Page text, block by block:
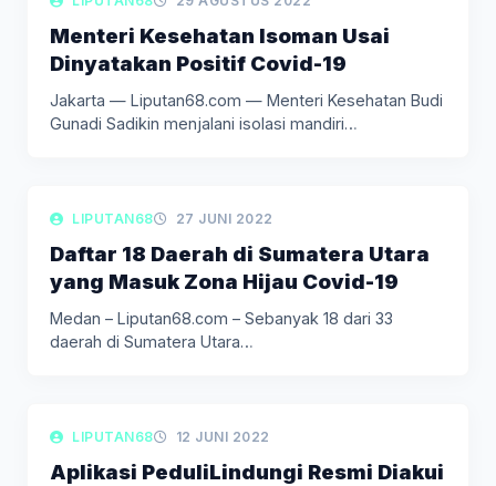
Menteri Kesehatan Isoman Usai
Dinyatakan Positif Covid-19
Jakarta — Liputan68.com — Menteri Kesehatan Budi
Gunadi Sadikin menjalani isolasi mandiri…
LIPUTAN BERITA
LIPUTAN68 27 JUNI 2022
Daftar 18 Daerah di Sumatera Utara
yang Masuk Zona Hijau Covid-19
Medan – Liputan68.com – Sebanyak 18 dari 33
daerah di Sumatera Utara…
LIPUTAN BERITA
LIPUTAN68 12 JUNI 2022
Aplikasi PeduliLindungi Resmi Diakui